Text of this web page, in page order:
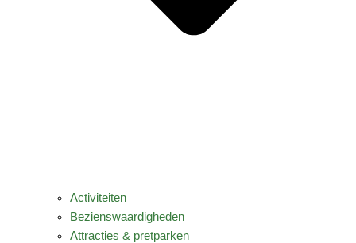
Activiteiten
Bezienswaardigheden
Attracties & pretparken